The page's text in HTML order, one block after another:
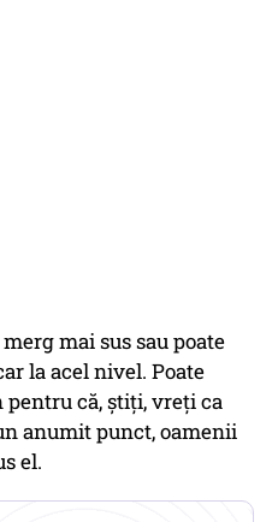
mai sus sau poate
la acel nivel. Poate
că, știți, vreți ca
anumit punct, oamenii
el.